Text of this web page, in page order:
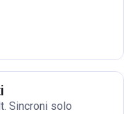
Sincroni solo